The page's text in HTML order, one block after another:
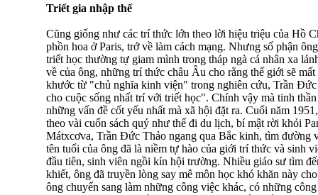
Triết gia nhập thế
Cũng giống như các trí thức lớn theo lời hiệu triệu của Hồ
phồn hoa ở Paris, trở về làm cách mạng. Nhưng số phận
triết học thường tự giam mình trong tháp ngà cá nhân xa
về của ông, những trí thức châu Âu cho rằng thế giới sẽ
khước từ "chủ nghĩa kinh viện" trong nghiên cứu, Trần
cho cuộc sống nhất trí với triết học". Chính vậy mà tinh
những vấn đề cốt yếu nhất mà xã hội đặt ra. Cuối năm
theo vài cuốn sách quý như thể đi du lịch, bí mật rời khỏi
Mátxcơva, Trần Đức Thảo ngang qua Bắc kinh, tìm đường
tên tuổi của ông đã là niềm tự hào của giới trí thức và sinh
đầu tiên, sinh viên ngồi kín hội trường. Nhiều giáo sư tìm
khiết, ông đã truyền lòng say mê môn học khó khăn này
ông chuyển sang làm những công việc khác, có những